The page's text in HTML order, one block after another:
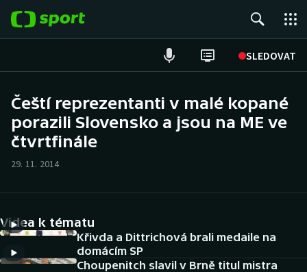
SLEDOVAT
Hokej
Cyklistika
DALŠÍ SPORTY
Čeští reprezentanti v malé kopané
porazili Slovensko a jsou na ME ve
čtvrtfinále
29. 11. 2014
Videa k tématu
Křivda a Dittrichová brali medaile na
domácím SP
Choupenitch slavil v Brně titul mistra